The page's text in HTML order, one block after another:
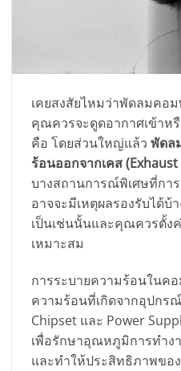
เคยสงสัยไหมว่าพัดลมคอ
คุณควรจะดูดอากาศเข้าห
คือ โดยส่วนใหญ่แล้ว พัดล
ร้อนออกจากเคส (Exhaust
บางสถานการณ์พิเศษที่การ
อาจจะมีเหตุผลรองรับได้บ้
เป็นเช่นนั้นและคุณควรตั้ง
เหมาะสม
การระบายความร้อนในค
ความร้อนที่เกิดจากอุปกรณ์
Chipset และ Power
เพื่อรักษาอุณหภูมิการทำง
และทำให้ประสิทธิภาพขอ